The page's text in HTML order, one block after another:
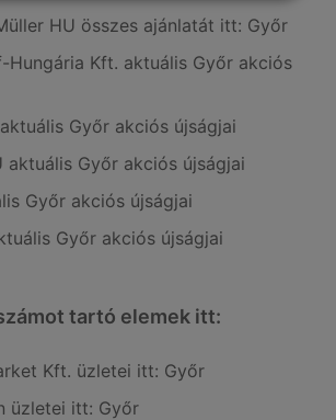
HU összes ajánlatát itt: Győr
Hungária Kft. aktuális Győr akciós
Győr akciós újságjai
aktuális Győr akciós újságjai
Győr akciós újságjai
Győr akciós újságjai
tartó elemek itt:
Kft. üzletei itt: Győr
üzletei itt: Győr